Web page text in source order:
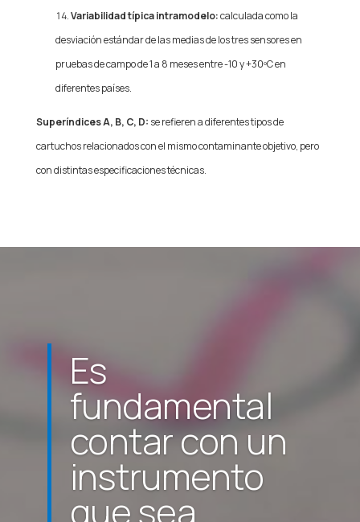
Variabilidad típica intramodelo:calculada como la
desviación estándar de las medias de los tres sensores en
pruebas de campo de 1 a 8 meses entre -10 y +30ºC en
diferentes países.
Superíndices A, B, C, D: se refieren a diferentes tipos de
cartuchos relacionados con el mismo contaminante objetivo, pero
con distintas especificaciones técnicas.
Es
fundamental
contar con un
instrumento
que sea